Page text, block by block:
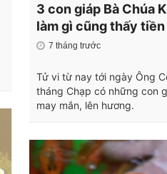
3 con giáp Bà Chúa
làm gì cũng thấy tiền
7 tháng trước
Tử vi từ nay tới ngày Ông
tháng Chạp có những con
may mắn, lên hương.